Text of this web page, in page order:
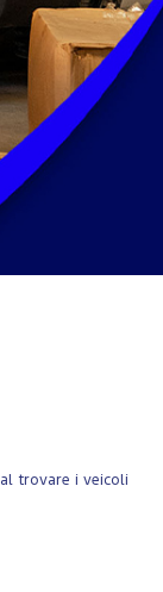
trovare i veicoli